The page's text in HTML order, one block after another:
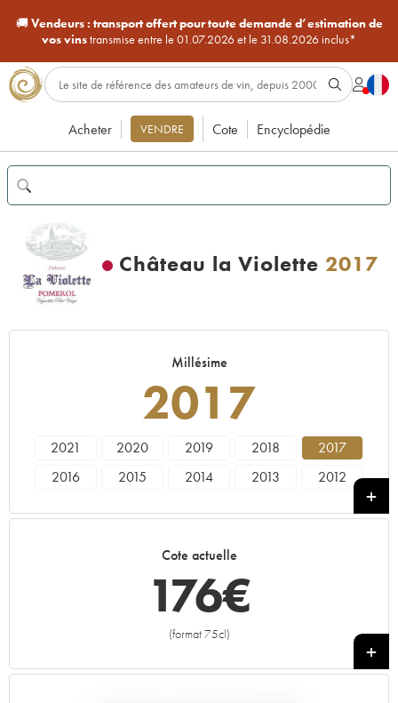
🚚Vendeurs : transport offert pour toute demande d’estimation de
vos vinstransmise entre le 01.07.2026 et le 31.08.2026 inclus*
Acheter VENDRE Cote Encyclopédie
Château la Violette 2017
Millésime
2017
2021 2020 2019 2018
2017
2016
2015 2014 2013
2012
1998
1993
Cote actuelle
176€
(format 75cl)
+